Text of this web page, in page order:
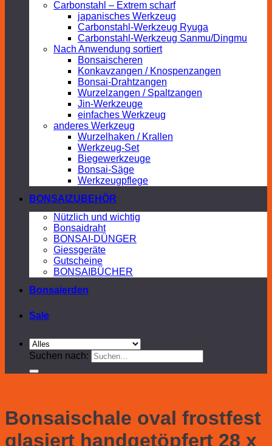
Carbonstahl – Extrem scharf
japanisches Werkzeug
Carbonstahl-Werkzeug Ryuga
Carbonstahl-Werkzeug Sanmu/Dingmu
Nach Anwendung sortiert
Bonsaischeren
Konkavzangen / Knospenzangen
Bonsai-Drahtzangen
Wurzelzangen / Spaltzangen
Jin-Werkzeuge
einfaches Werkzeug
anderes Werkzeug
Wurzelhaken / Krallen
Werkzeug-Set
Biegewerkzeuge
Bonsai-Säge
Werkzeugpflege
BONSAIZUBEHÖR
Nützlich und wichtig
Bonsaidraht
BONSAI-DÜNGER
Giessgeräte
Gutscheine
BONSAIBÜCHER
Bonsaierden
Sale
Suchen nach:
Bonsaischale oval frostfest
glasiert handgetöpfert 28 x